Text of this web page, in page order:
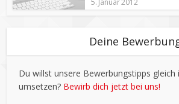
5. Januar 2012
Deine
Du willst unsere Bewerbungstipps gleich
umsetzen? Bewirb dich jetzt bei uns!